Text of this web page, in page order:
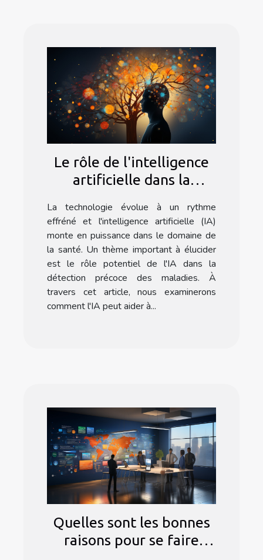
Le rôle de l'intelligence
artificielle dans la
maladies
La technologie évolue à un rythme
effréné et l'intelligence artificielle (IA)
monte en puissance dans le domaine de
la santé. Un thème important à élucider
est le rôle potentiel de l'IA dans la
détection précoce des maladies. À
travers cet article, nous examinerons
comment l'IA peut aider à...
Quelles sont les bonnes
raisons pour se faire